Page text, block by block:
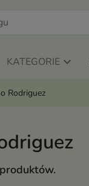
KATEGORIE
Rodriguez